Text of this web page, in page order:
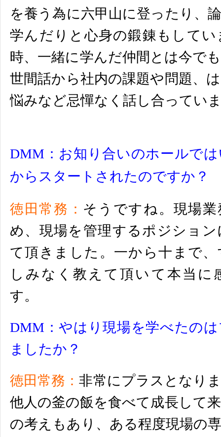
を養う為に六甲山に登ったり、
学んだりと心身の鍛錬もし てい
時、一緒に学んだ仲間とは今で
世間話から社内の課題や問題、
悩みなど忌憚なく話し合ってい
DMM：お知り合いのホールで
からスタートされたのですか？
徳田常務： そうですね。現場
め、現場を管理するポジショ
て頂きました。 一から十まで
しみなく教えて頂いて本当に
す。
DMM：やはり現場を学べたの
ましたか？
徳田常務：非常にプラスとなり
他人の釜の飯を食べて成長して
の考えもあり、 ある程度現場の